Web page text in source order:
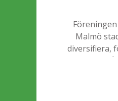
Malmö
diversifiera,